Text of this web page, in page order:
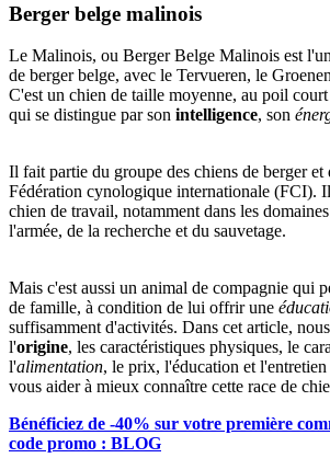
Berger belge malinois
Le Malinois, ou Berger Belge Malinois est
de berger belge, avec le Tervueren, le
C'est un chien de taille moyenne, au poil court
qui se distingue par son intelligence, son
Il fait partie du groupe des chiens de berger et
Fédération cynologique internationale (FCI).
chien de travail, notamment dans les
l'armée, de la recherche et du sauvetage.
Mais c'est aussi un animal de compagnie qui
de famille, à condition de lui offrir une
suffisamment d'activités. Dans cet article,
l'origine, les caractéristiques physiques, le
l'alimentation, le prix, l'éducation et
vous aider à mieux connaître cette race de
Bénéficiez de -40% sur votre première
code promo : BLOG